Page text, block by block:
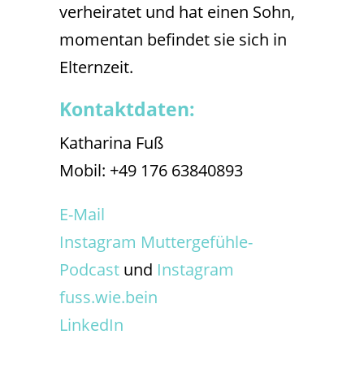
verheiratet und hat einen Sohn,
momentan befindet sie sich in
Elternzeit.
Kontaktdaten:
Katharina Fuß
Mobil: +49 176 63840893
E-Mail
Instagram Muttergefühle-
Podcast und Instagram
fuss.wie.bein
LinkedIn